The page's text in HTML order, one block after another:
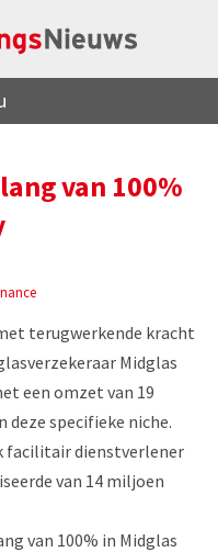
van 100%
terugwerkende kracht
Midglas
een omzet van 19
specifieke niche.
facilitair dienstverlener
van 14 miljoen
van 100% in Midglas